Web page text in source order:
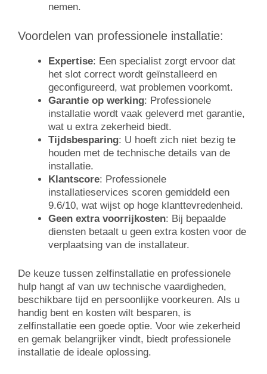
nemen.
Voordelen van professionele installatie:
Expertise: Een specialist zorgt ervoor dat
het slot correct wordt geïnstalleerd en
geconfigureerd, wat problemen voorkomt.
Garantie op werking: Professionele
installatie wordt vaak geleverd met garantie,
wat u extra zekerheid biedt.
Tijdsbesparing: U hoeft zich niet bezig te
houden met de technische details van de
installatie.
Klantscore: Professionele
installatieservices scoren gemiddeld een
9.6/10, wat wijst op hoge klanttevredenheid.
Geen extra voorrijkosten: Bij bepaalde
diensten betaalt u geen extra kosten voor de
verplaatsing van de installateur.
De keuze tussen zelfinstallatie en professionele
hulp hangt af van uw technische vaardigheden,
beschikbare tijd en persoonlijke voorkeuren. Als u
handig bent en kosten wilt besparen, is
zelfinstallatie een goede optie. Voor wie zekerheid
en gemak belangrijker vindt, biedt professionele
installatie de ideale oplossing.